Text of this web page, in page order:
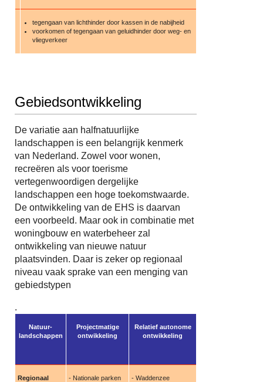
tegengaan van lichthinder door kassen in de nabijheid
voorkomen of tegengaan van geluidhinder door weg- en
vliegverkeer
Gebiedsontwikkeling
De variatie aan halfnatuurlijke
landschappen is een belangrijk kenmerk
van Nederland. Zowel voor wonen,
recreëren als voor toerisme
vertegenwoordigen dergelijke
landschappen een hoge toekomstwaarde.
De ontwikkeling van de EHS is daarvan
een voorbeeld. Maar ook in combinatie met
woningbouw en waterbeheer zal
ontwikkeling van nieuwe natuur
plaatsvinden. Daar is zeker op regionaal
niveau vaak sprake van een menging van
gebiedstypen
.
Natuur-
landschappen
Projectmatige
ontwikkeling
Relatief autonome
ontwikkeling
Regionaal
- Nationale parken - Waddenzee